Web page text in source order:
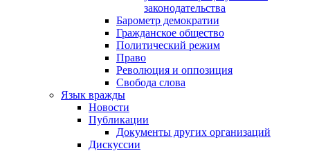
законодательства
Барометр демократии
Гражданское общество
Политический режим
Право
Революция и оппозиция
Свобода слова
Язык вражды
Новости
Публикации
Документы других организаций
Дискуссии